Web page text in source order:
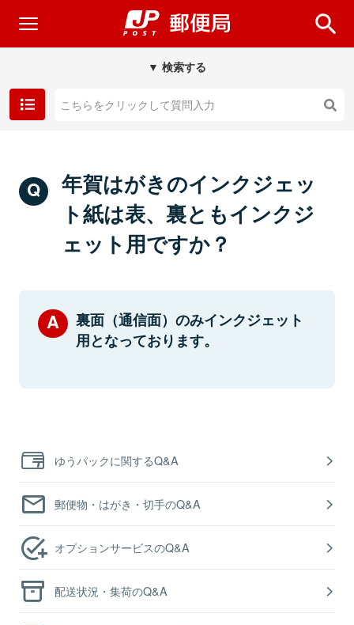
▼ 検索する
年賀はがきのインクジェッ
ト紙は表、裏ともインクジ
ェット用ですか？
裏面（通信面）のみインクジェット
用となっております。
ゆうパックに関するQ&A
郵便物・はがき・切手のQ&A
オプションサービスのQ&A
配送状況・集荷のQ&A